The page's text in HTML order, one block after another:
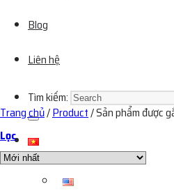
Blog
Liên hệ
Tìm kiếm:
Trang chủ/Product/Sản phẩm được
Lọc